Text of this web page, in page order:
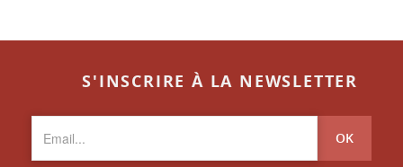
S'INSCRIRE À LA NEWSLETTER
OK